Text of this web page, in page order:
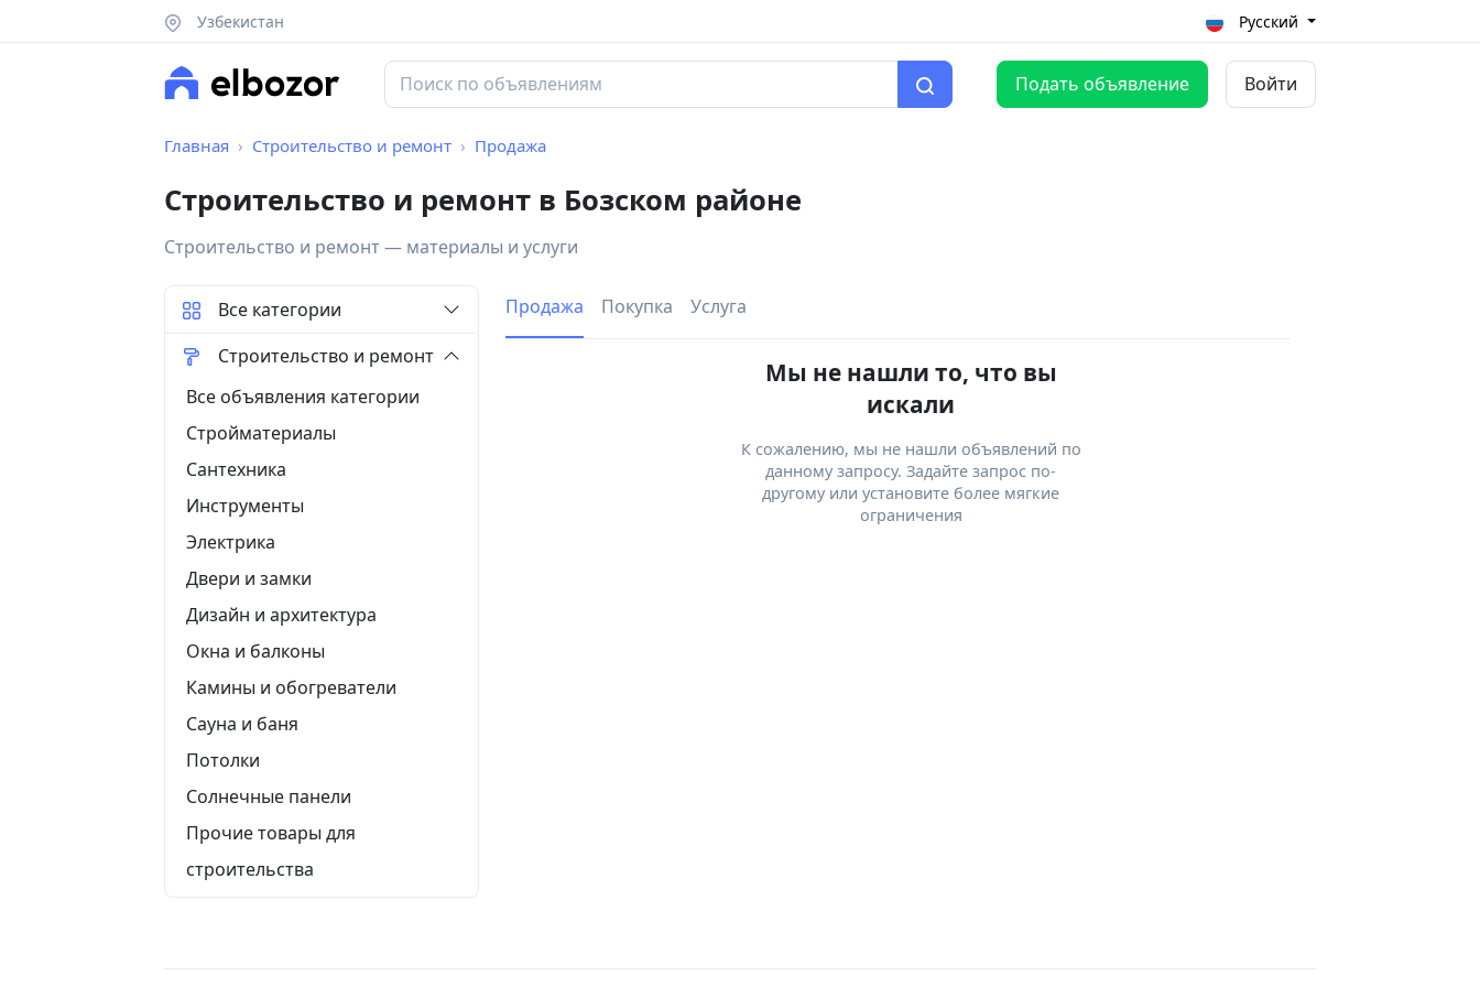
Узбекистан Русский
Подать объявление Войти
Главная Строительство и ремонт Продажа
Строительство и ремонт в Бозском районе
Строительство и ремонт — материалы и услуги
Продажа Покупка Услуга
Мы не нашли то, что вы
искали
К сожалению, мы не нашли объявлений по
данному запросу. Задайте запрос по-
другому или установите более мягкие
ограничения
Все категории
Строительство и ремонт
Все объявления категории
Стройматериалы
Сантехника
Инструменты
Электрика
Двери и замки
Дизайн и архитектура
Окна и балконы
Камины и обогреватели
Сауна и баня
Потолки
Солнечные панели
Прочие товары для
строительства